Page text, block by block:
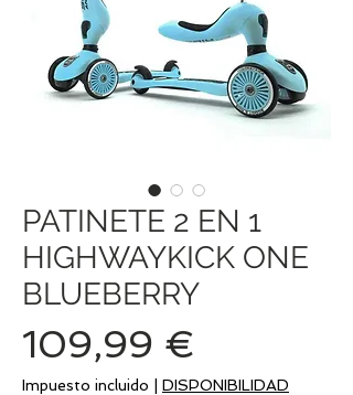
PATINETE 2 EN 1
HIGHWAYKICK ONE
BLUEBERRY
109,99 €
Impuesto incluido DISPONIBILIDAD